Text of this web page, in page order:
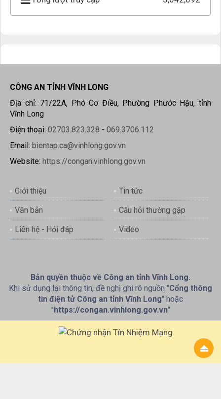
CÔNG AN TỈNH VĨNH LONG
Địa chỉ: 71/22A, Phó Cơ Điều, Phường Phước Hậu, tỉnh
Vĩnh Long
Điện thoại: 02703.823.328 - 069.3706.112
Email: bientap.ca@vinhlong.gov.vn
Website: https://congan.vinhlong.gov.vn
Giới thiệu Tin tức
Văn bản Câu hỏi thường gặp
Liên hệ - Hỏi đáp Video
Bản quyền thuộc về Công an tỉnh Vĩnh Long.
Khi sử dụng lại thông tin, đề nghị ghi rõ nguồn "Cổng thông
tin điện tử Công an tỉnh Vĩnh Long" hoặc
"https://congan.vinhlong.gov.vn"